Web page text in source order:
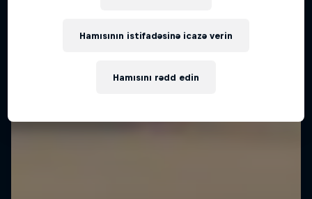
Hamısını rədd edin
Hamısının istifadəsinə icazə verin